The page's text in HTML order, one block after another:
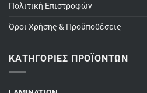
Πολιτική Επιστροφών
Όροι Χρήσης & Προϋποθέσεις
ΚΑΤΗΓΟΡΊΕΣ ΠΡΟΪΌΝΤΩΝ